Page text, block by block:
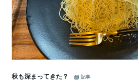
秋も深まってきた？
記事